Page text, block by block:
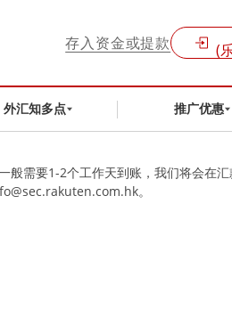
存入资金或提款 (
外汇知多点 推广优惠
需要1-2个工作天到账，我们将会在
。